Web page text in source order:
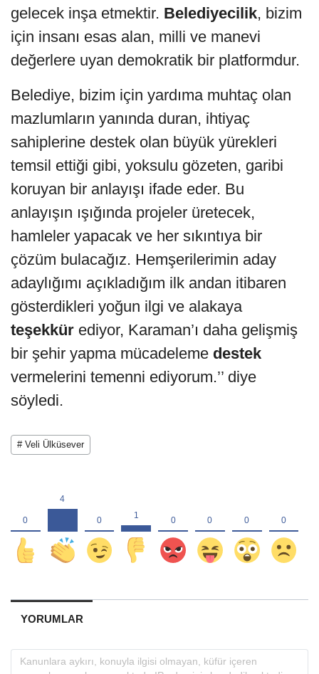
gelecek inşa etmektir. Belediyecilik, bizim
için insanı esas alan, milli ve manevi
değerlere uyan demokratik bir platformdur.
Belediye, bizim için yardıma muhtaç olan
mazlumların yanında duran, ihtiyaç
sahiplerine destek olan büyük yürekleri
temsil ettiği gibi, yoksulu gözeten, garibi
koruyan bir anlayışı ifade eder. Bu
anlayışın ışığında projeler üretecek,
hamleler yapacak ve her sıkıntıya bir
çözüm bulacağız. Hemşerilerimin aday
adaylığımı açıkladığım ilk andan itibaren
gösterdikleri yoğun ilgi ve alakaya
teşekkür ediyor, Karaman’ı daha gelişmiş
bir şehir yapma mücadeleme destek
vermelerini temenni ediyorum.’’ diye
söyledi.
# Veli Ülküsever
YORUMLAR